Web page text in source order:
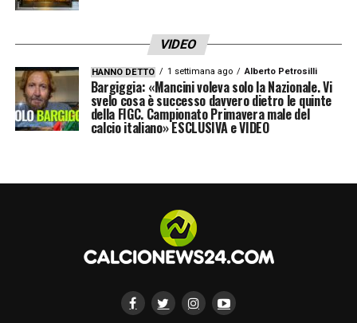
VIDEO
HANNO DETTO 1 settimana ago Alberto Petrosilli
Bargiggia: «Mancini voleva solo la Nazionale. Vi
svelo cosa è successo davvero dietro le quinte
della FIGC. Campionato Primavera male del
calcio italiano» ESCLUSIVA e VIDEO